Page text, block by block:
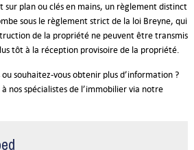
sur plan ou clés en mains, un règlement distinct
sous le règlement strict de la loi Breyne, qui
de la propriété ne peuvent être transmis
tôt à la réception provisoire de la propriété.
ou souhaitez-vous obtenir plus d’information ?
nos spécialistes de l’immobilier via notre